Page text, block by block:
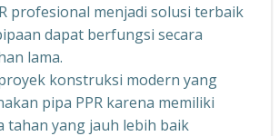
profesional menjadi solusi terbaik
dapat berfungsi secara
lama.
konstruksi modern yang
pipa PPR karena memiliki
tahan yang jauh lebih baik